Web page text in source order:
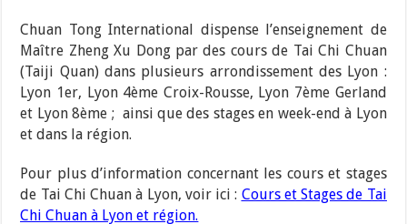
Chuan Tong International dispense l’enseignement de
Maître Zheng Xu Dong par des cours de Tai Chi Chuan
(Taiji Quan) dans plusieurs arrondissement des Lyon :
Lyon 1er, Lyon 4ème Croix-Rousse, Lyon 7ème Gerland
et Lyon 8ème ; ainsi que des stages en week-end à Lyon
et dans la région.
Pour plus d’information concernant les cours et stages
de Tai Chi Chuan à Lyon, voir ici : Cours et Stages de Tai
Chi Chuan à Lyon et région.